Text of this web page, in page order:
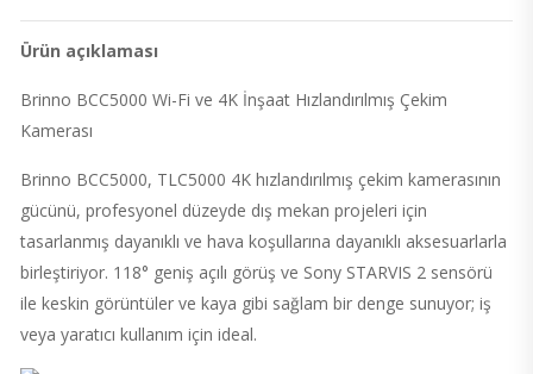
Ürün açıklaması
Brinno BCC5000 Wi-Fi ve 4K İnşaat Hızlandırılmış Çekim
Kamerası
Brinno BCC5000, TLC5000 4K hızlandırılmış çekim kamerasının
gücünü, profesyonel düzeyde dış mekan projeleri için
tasarlanmış dayanıklı ve hava koşullarına dayanıklı aksesuarlarla
birleştiriyor. 118° geniş açılı görüş ve Sony STARVIS 2 sensörü
ile keskin görüntüler ve kaya gibi sağlam bir denge sunuyor; iş
veya yaratıcı kullanım için ideal.